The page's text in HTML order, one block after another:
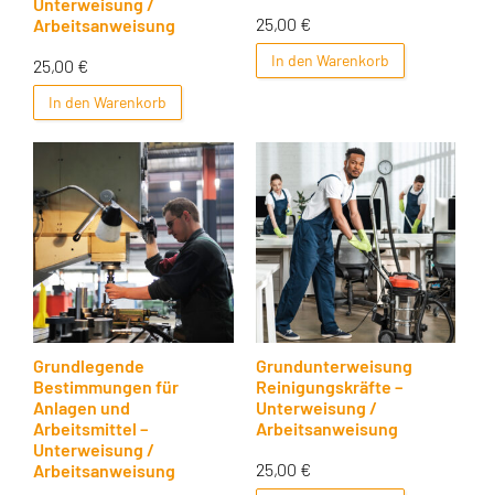
Arbeitsanweisung
25,00 €
In den Warenkorb
25,00 €
In den Warenkorb
Grundlegende
Bestimmungen für
Anlagen und
Arbeitsmittel –
Unterweisung /
Arbeitsanweisung
Grundunterweisung
Reinigungskräfte –
Unterweisung /
Arbeitsanweisung
25,00 €